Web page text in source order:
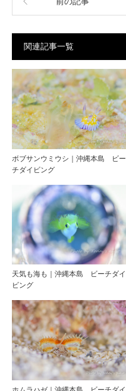
関連記事一覧
ボブサンウミウシ｜沖縄本島 ビー
チダイビング
天気も海も｜沖縄本島 ビーチダイ
ビング